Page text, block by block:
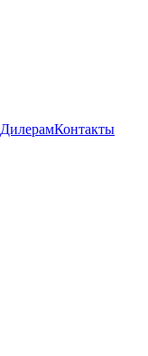
ДилерамКонтакты